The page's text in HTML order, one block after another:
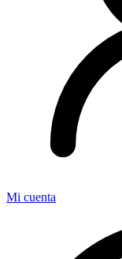
Mi cuenta